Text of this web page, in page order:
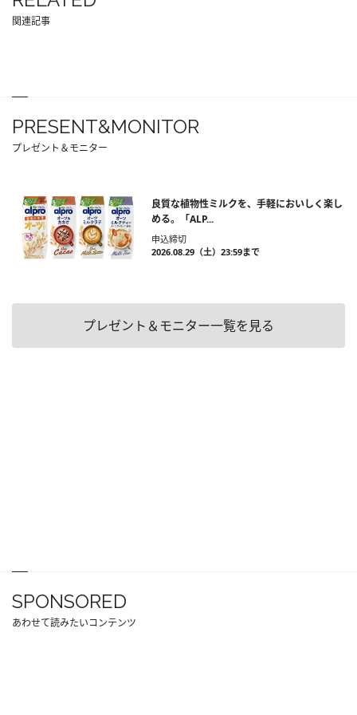
関連記事
PRESENT&MONITOR
プレゼント＆モニター
良質な植物性ミルクを、手軽においしく楽し
める。「ALP...
申込締切
2026.08.29（土）23:59まで
プレゼント＆モニター一覧を見る
SPONSORED
あわせて読みたいコンテンツ